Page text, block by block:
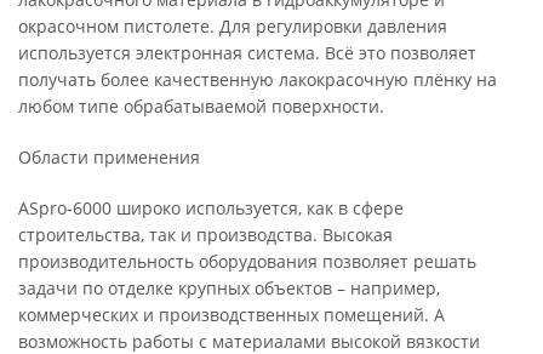
окрасочном пистолете. Для регулировки давления
используется электронная система. Всё это позволяет
получать более качественную лакокрасочную плёнку на
любом типе обрабатываемой поверхности.
Области применения
ASpro-6000 широко используется, как в сфере
строительства, так и производства. Высокая
производительность оборудования позволяет решать
задачи по отделке крупных объектов – например,
коммерческих и производственных помещений. А
возможность работы с материалами высокой вязкости